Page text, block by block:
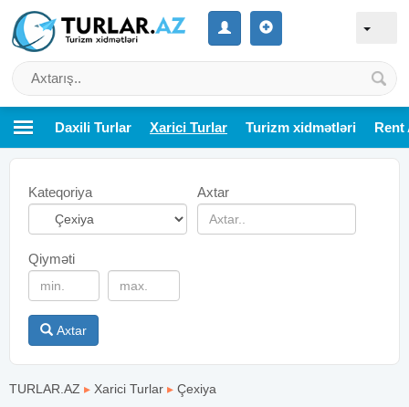
Daxili Turlar Xarici Turlar Turizm xidmətləri Rent
Kateqoriya Axtar
Qiyməti
Axtar
TURLAR.AZ ▸ Xarici Turlar ▸ Çexiya